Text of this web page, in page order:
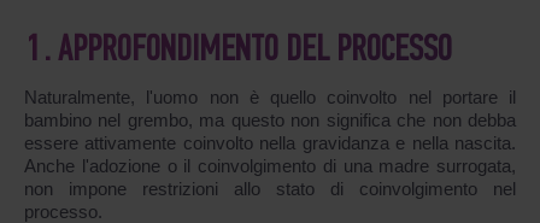
1. APPROFONDIMENTO DEL PROCESSO
Naturalmente, l'uomo non è quello coinvolto nel portare il
bambino nel grembo, ma questo non significa che non debba
essere attivamente coinvolto nella gravidanza e nella nascita.
Anche l'adozione o il coinvolgimento di una madre surrogata,
non impone restrizioni allo stato di coinvolgimento nel
processo.